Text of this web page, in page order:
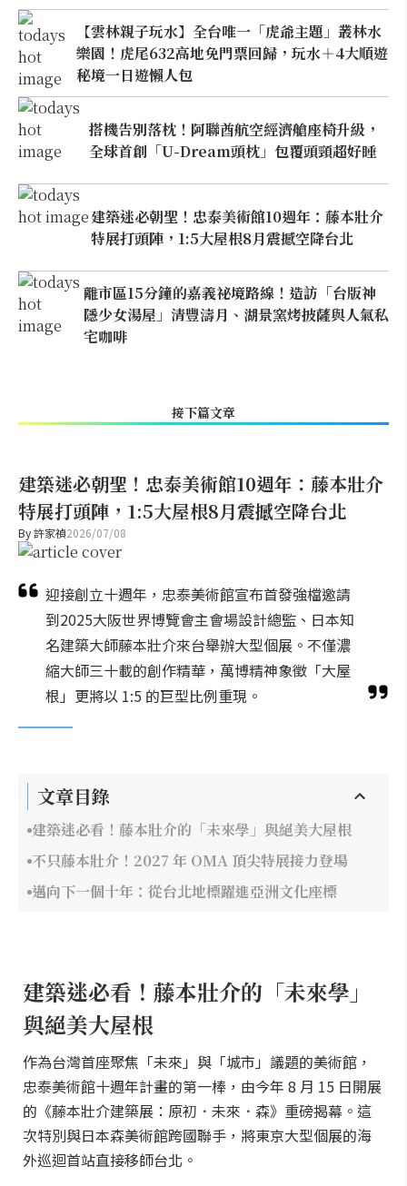
【雲林親子玩水】全台唯一「虎爺主題」叢林水
樂園！虎尾632高地免門票回歸，玩水＋4大順遊
秘境一日遊懶人包
搭機告別落枕！阿聯酋航空經濟艙座椅升級，
全球首創「U-Dream頭枕」包覆頭頸超好睡
建築迷必朝聖！忠泰美術館10週年：藤本壯介
特展打頭陣，1:5大屋根8月震撼空降台北
離市區15分鐘的嘉義祕境路線！造訪「台版神
隱少女湯屋」清豐濤月、湖景窯烤披薩與人氣私
宅咖啡
接下篇文章
建築迷必朝聖！忠泰美術館10週年：藤本壯介
特展打頭陣，1:5大屋根8月震撼空降台北
By許家禎2026/07/08
迎接創立十週年，忠泰美術館宣布首發強檔邀請
到2025大阪世界博覽會主會場設計總監、日本知
名建築大師藤本壯介來台舉辦大型個展。不僅濃
縮大師三十載的創作精華，萬博精神象徵「大屋
根」更將以 1:5 的巨型比例重現。
文章目錄
建築迷必看！藤本壯介的「未來學」與絕美大屋根
不只藤本壯介！2027 年 OMA 頂尖特展接力登場
邁向下一個十年：從台北地標躍進亞洲文化座標
建築迷必看！藤本壯介的「未來學」
與絕美大屋根
作為台灣首座聚焦「未來」與「城市」議題的美術館，
忠泰美術館十週年計畫的第一棒，由今年 8 月 15 日開展
的《藤本壯介建築展：原初．未來．森》重磅揭幕。這
次特別與日本森美術館跨國聯手，將東京大型個展的海
外巡迴首站直接移師台北。